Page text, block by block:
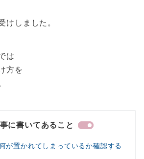
けしました。
は
方を
に書いてあること
が置かれてしまっているか確認する